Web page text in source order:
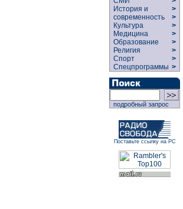
История и
современность
>
>
Культура
>
Медицина
>
Образование
>
Религия
>
Спорт
>
Спецпрограммы >
подробный запрос
Поставьте ссылку на РС